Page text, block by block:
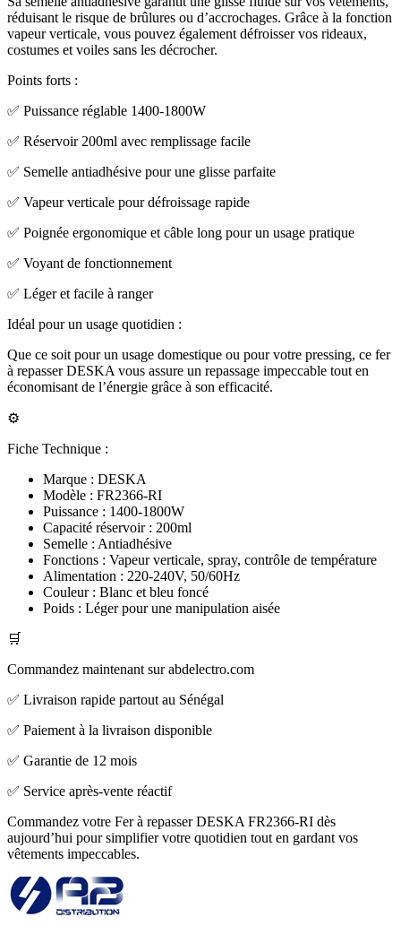
réduisant le risque de brûlures ou d’accrochages. Grâce à la fonction
vapeur verticale, vous pouvez également défroisser vos rideaux,
costumes et voiles sans les décrocher.
Points forts :
✅ Puissance réglable 1400-1800W
✅ Réservoir 200ml avec remplissage facile
✅ Semelle antiadhésive pour une glisse parfaite
✅ Vapeur verticale pour défroissage rapide
✅ Poignée ergonomique et câble long pour un usage pratique
✅ Voyant de fonctionnement
✅ Léger et facile à ranger
Idéal pour un usage quotidien :
Que ce soit pour un usage domestique ou pour votre pressing, ce fer
à repasser DESKA vous assure un repassage impeccable tout en
économisant de l’énergie grâce à son efficacité.
⚙️
Fiche Technique :
Marque : DESKA
Modèle : FR2366-RI
Puissance : 1400-1800W
Capacité réservoir : 200ml
Semelle : Antiadhésive
Fonctions : Vapeur verticale, spray, contrôle de température
Alimentation : 220-240V, 50/60Hz
Couleur : Blanc et bleu foncé
Poids : Léger pour une manipulation aisée
🛒
Commandez maintenant sur abdelectro.com
✅ Livraison rapide partout au Sénégal
✅ Paiement à la livraison disponible
✅ Garantie de 12 mois
✅ Service après-vente réactif
Commandez votre Fer à repasser DESKA FR2366-RI dès
aujourd’hui pour simplifier votre quotidien tout en gardant vos
vêtements impeccables.